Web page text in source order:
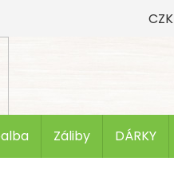
CZK
Záliby DÁRKY